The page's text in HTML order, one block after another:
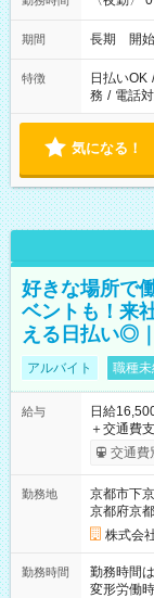
期間 長期 開始
特徴 日払いOK /
務 / 電話
気になる！
好きな場所で
ベントも！来
える日払い◎
アルバイト 職種
給与
日給
＋交通費支給 ★交通費全額支給！ ★日払いOK！
働いたそ
交通費
勤務地
京都市下
京都府京
株式会
勤務時間
勤務時間
変形労働時間制